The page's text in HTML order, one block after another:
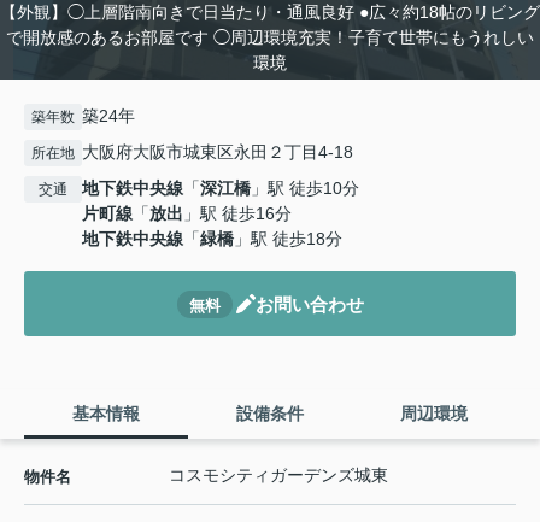
【外観】◯上層階南向きで日当たり・通風良好 ●広々約18帖のリビング
で開放感のあるお部屋です ◯周辺環境充実！子育て世帯にもうれしい
環境
築年数 築24年
所在地 大阪府大阪市城東区永田２丁目4-18
交通 地下鉄中央線 「深江橋 」駅 徒歩10分
片町線 「放出 」駅 徒歩16分
地下鉄中央線 「緑橋 」駅 徒歩18分
無料 お問い合わせ
基本情報 設備条件 周辺環境
物件名 コスモシティガーデンズ城東